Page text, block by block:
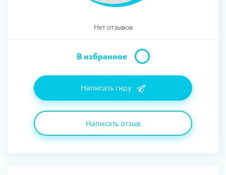
Нет отзывов
В избранное
Написать гиду
Написать отзыв